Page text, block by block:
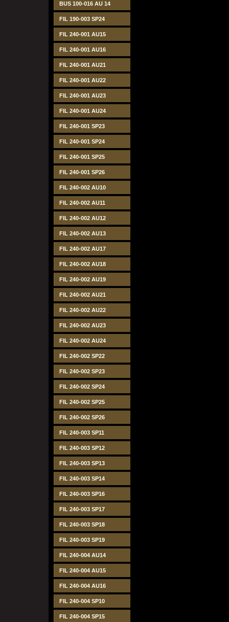
BUS 100-016 AU 14
FIL 190-003 SP24
FIL 240-001 AU15
FIL 240-001 AU16
FIL 240-001 AU21
FIL 240-001 AU22
FIL 240-001 AU23
FIL 240-001 AU24
FIL 240-001 SP23
FIL 240-001 SP24
FIL 240-001 SP25
FIL 240-001 SP26
FIL 240-002 AU10
FIL 240-002 AU11
FIL 240-002 AU12
FIL 240-002 AU13
FIL 240-002 AU17
FIL 240-002 AU18
FIL 240-002 AU19
FIL 240-002 AU21
FIL 240-002 AU22
FIL 240-002 AU23
FIL 240-002 AU24
FIL 240-002 SP22
FIL 240-002 SP23
FIL 240-002 SP24
FIL 240-002 SP25
FIL 240-002 SP26
FIL 240-003 SP11
FIL 240-003 SP12
FIL 240-003 SP13
FIL 240-003 SP14
FIL 240-003 SP16
FIL 240-003 SP17
FIL 240-003 SP18
FIL 240-003 SP19
FIL 240-004 AU14
FIL 240-004 AU15
FIL 240-004 AU16
FIL 240-004 SP10
FIL 240-004 SP15